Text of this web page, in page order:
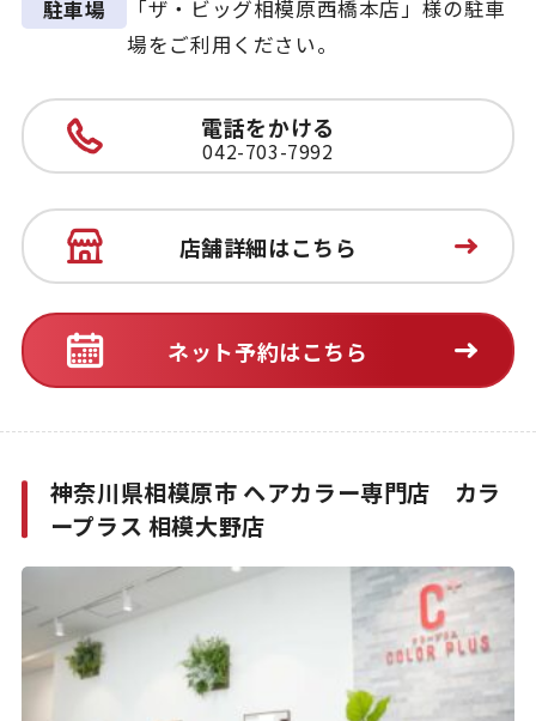
駐車場
「ザ・ビッグ相模原西橋本店」様の駐車
場をご利用ください。
電話をかける
042-703-7992
店舗詳細はこちら
ネット予約はこちら
神奈川県相模原市 ヘアカラー専門店 カラ
ープラス 相模大野店